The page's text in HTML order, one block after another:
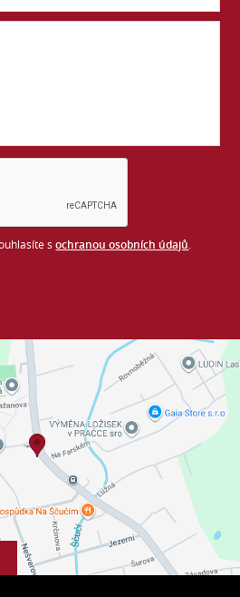
sochranou osobních údajů